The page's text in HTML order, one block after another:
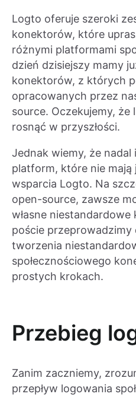
Logto oferuje szeroki
konektorów, które
różnymi platformami
dzień dzisiejszy mamy
konektorów, z których
opracowanych przez
source. Oczekujemy,
rosnąć w przyszłości.
Jednak wiemy, że nadal
platform, które nie mają
wsparcia Logto. Na
open-source, zawsze
własne
poście przeprowadzimy
tworzenia
społecznościowego
prostych krokach.
Przebieg
Zanim zaczniemy,
przepływ logowania